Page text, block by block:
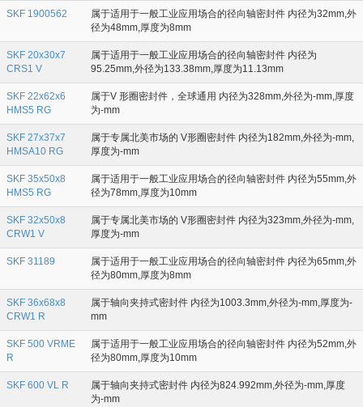
SKF 1900562
属于适用于一般工业应用场合的径向轴密封件 内径为32mm,外
径为48mm,厚度为8mm
SKF 20x30x7
CRS1 V
属于适用于一般工业应用场合的径向轴密封件 内径为
95.25mm,外径为133.38mm,厚度为11.13mm
SKF 22x62x6
HMS5 RG
属于V 形圈密封件，全球通用 内径为328mm,外径为-mm,厚度
为-mm
SKF 27x37x7
HMSA10 RG
属于专属北美市场的 V形圈密封件 内径为182mm,外径为-mm,
厚度为-mm
SKF 35x50x8
HMS5 RG
属于适用于一般工业应用场合的径向轴密封件 内径为55mm,外
径为78mm,厚度为10mm
SKF 32x50x8
CRW1 V
属于专属北美市场的 V形圈密封件 内径为323mm,外径为-mm,
厚度为-mm
SKF 31189
属于适用于一般工业应用场合的径向轴密封件 内径为65mm,外
径为80mm,厚度为8mm
SKF 36x68x8
CRW1 R
属于轴向夹持式密封件 内径为1003.3mm,外径为-mm,厚度为-
mm
SKF 500 VRME
R
属于适用于一般工业应用场合的径向轴密封件 内径为52mm,外
径为80mm,厚度为10mm
SKF 600 VL R
属于轴向夹持式密封件 内径为824.992mm,外径为-mm,厚度
为-mm